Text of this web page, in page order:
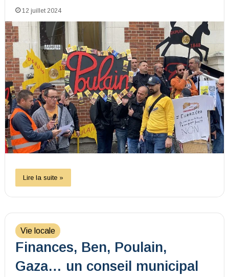
12 juillet 2024
Lire la suite »
Vie locale
Finances, Ben, Poulain,
Gaza… un conseil municipal